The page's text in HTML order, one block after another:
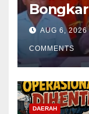
Bongkar
Pelaku
AUG 6, 2026
COMMENTS
DAERAH